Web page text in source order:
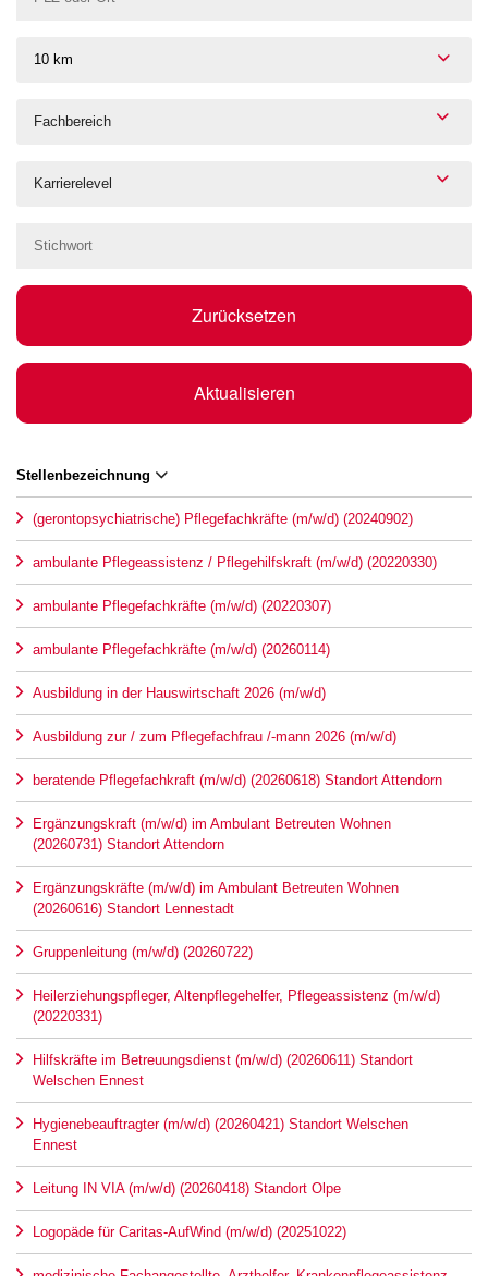
10 km
Fachbereich
Karrierelevel
Zurücksetzen
Aktualisieren
Stellenbezeichnung
(gerontopsychiatrische) Pflegefachkräfte (m/w/d) (20240902)
ambulante Pflegeassistenz / Pflegehilfskraft (m/w/d) (20220330)
ambulante Pflegefachkräfte (m/w/d) (20220307)
ambulante Pflegefachkräfte (m/w/d) (20260114)
Ausbildung in der Hauswirtschaft 2026 (m/w/d)
Ausbildung zur / zum Pflegefachfrau /-mann 2026 (m/w/d)
beratende Pflegefachkraft (m/w/d) (20260618) Standort Attendorn
Ergänzungskraft (m/w/d) im Ambulant Betreuten Wohnen
(20260731) Standort Attendorn
Ergänzungskräfte (m/w/d) im Ambulant Betreuten Wohnen
(20260616) Standort Lennestadt
Gruppenleitung (m/w/d) (20260722)
Heilerziehungspfleger, Altenpflegehelfer, Pflegeassistenz (m/w/d)
(20220331)
Hilfskräfte im Betreuungsdienst (m/w/d) (20260611) Standort
Welschen Ennest
Hygienebeauftragter (m/w/d) (20260421) Standort Welschen
Ennest
Leitung IN VIA (m/w/d) (20260418) Standort Olpe
Logopäde für Caritas-AufWind (m/w/d) (20251022)